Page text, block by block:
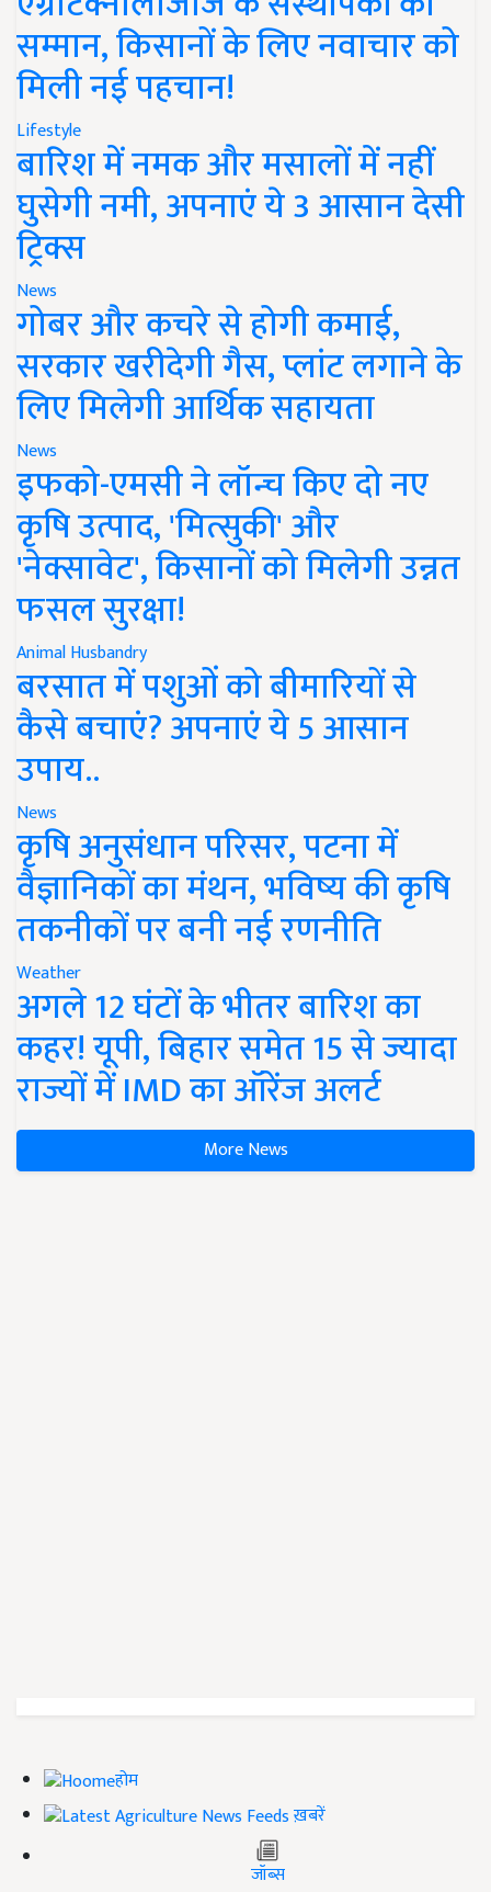
सम्मान, किसानों के लिए नवाचार को
मिली नई पहचान!
Lifestyle
बारिश में नमक और मसालों में नहीं
घुसेगी नमी, अपनाएं ये 3 आसान देसी
ट्रिक्स
News
गोबर और कचरे से होगी कमाई,
सरकार खरीदेगी गैस, प्लांट लगाने के
लिए मिलेगी आर्थिक सहायता
News
इफको-एमसी ने लॉन्च किए दो नए
कृषि उत्पाद, 'मित्सुकी' और
'नेक्सावेट', किसानों को मिलेगी उन्नत
फसल सुरक्षा!
Animal Husbandry
बरसात में पशुओं को बीमारियों से
कैसे बचाएं? अपनाएं ये 5 आसान
उपाय..
News
कृषि अनुसंधान परिसर, पटना में
वैज्ञानिकों का मंथन, भविष्य की कृषि
तकनीकों पर बनी नई रणनीति
Weather
अगले 12 घंटों के भीतर बारिश का
कहर! यूपी, बिहार समेत 15 से ज्यादा
राज्यों में IMD का ऑरेंज अलर्ट
More News
होम
ख़बरें
जॉब्स